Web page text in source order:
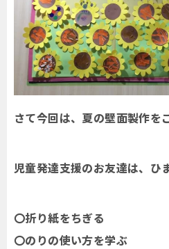
さて今回は、夏の壁面製作を
児童発達支援のお友達は、ひ
〇折り紙をちぎる
〇のりの使い方を学ぶ